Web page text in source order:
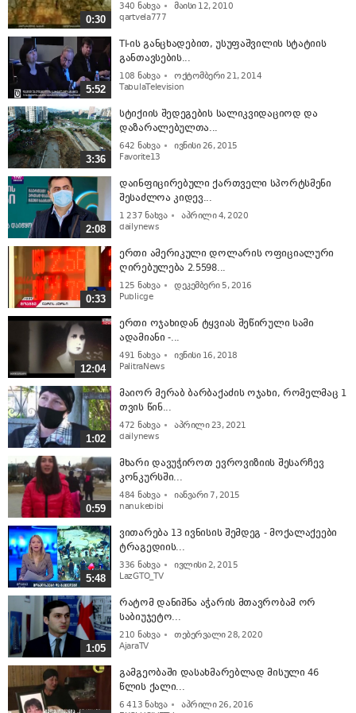
0:30
340 ნახვა
მაისი 12, 2010
qartvela777
5:52
TI-ის განცხადებით, უსუფაშვილის სტატიის
განთავსების...
108 ნახვა
ოქტომბერი 21, 2014
TabulaTelevision
3:36
სტიქიის შედეგების სალიკვიდაციოდ და
დაზარალებულთა...
642 ნახვა
ივნისი 26, 2015
Favorite13
2:08
დაინფიცირებული ქართველი სპორტსმენი
შესაძლოა კიდევ...
1 237 ნახვა
აპრილი 4, 2020
dailynews
0:33
ერთი ამერიკული დოლარის ოფიციალური
ღირებულება 2.5598...
125 ნახვა
დეკემბერი 5, 2016
Publicge
12:04
ერთი ოჯახიდან ტყვიას შეწირული სამი
ადამიანი -...
491 ნახვა
ივნისი 16, 2018
PalitraNews
1:02
მაიორ მერაბ ბარბაქაძის ოჯახი, რომელმაც 1
თვის წინ...
472 ნახვა
აპრილი 23, 2021
dailynews
0:59
მხარი დავუჭიროთ ევროვიზიის შესარჩევ
კონკურსში...
484 ნახვა
იანვარი 7, 2015
nanukebibi
5:48
ვითარება 13 ივნისის შემდეგ - მოქალაქეები
ტრაგედიის...
336 ნახვა
ივლისი 2, 2015
LazGTO_TV
1:05
რატომ დანიშნა აჭარის მთავრობამ ორ
საბიუჯეტო...
210 ნახვა
თებერვალი 28, 2020
AjaraTV
გამგეობაში დასახმარებლად მისული 46
წლის ქალი...
6 413 ნახვა
აპრილი 26, 2016